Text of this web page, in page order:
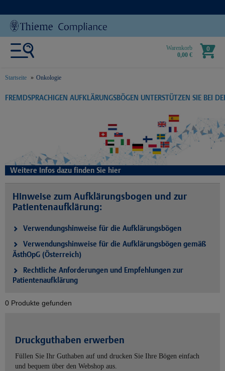
Warenkorb
0,00 €
0
Startseite Onkologie
text.skipToContent
text.skipToNavigation
FREMDSPRACHIGEN AUFKLÄRUNGSBÖGEN UNTERSTÜTZEN SIE BEI
Weitere Infos dazu finden Sie hier
Hinweise zum Aufklärungsbogen und zur
Patientenaufklärung:
Verwendungshinweise für die Aufklärungsbögen
Verwendungshinweise für die Aufklärungsbögen gemäß
ÄsthOpG (Österreich)
Rechtliche Anforderungen und Empfehlungen zur
Patientenaufklärung
0 Produkte gefunden
Druckguthaben erwerben
Füllen Sie Ihr Guthaben auf und drucken Sie Ihre Bögen einfach
und bequem über den Webshop aus.